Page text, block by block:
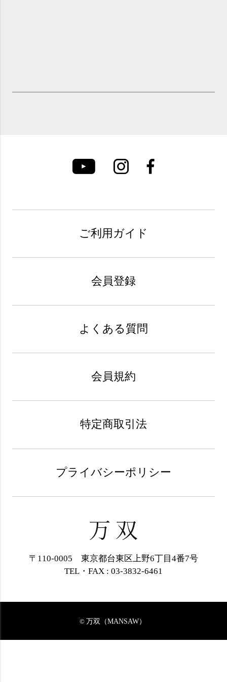
ご利用ガイド
会員登録
よくある質問
会員規約
特定商取引法
プライバシーポリシー
〒110-0005 東京都台東区上野6丁目4番7号
TEL・FAX : 03-3832-6461
© 万双（MANSAW）